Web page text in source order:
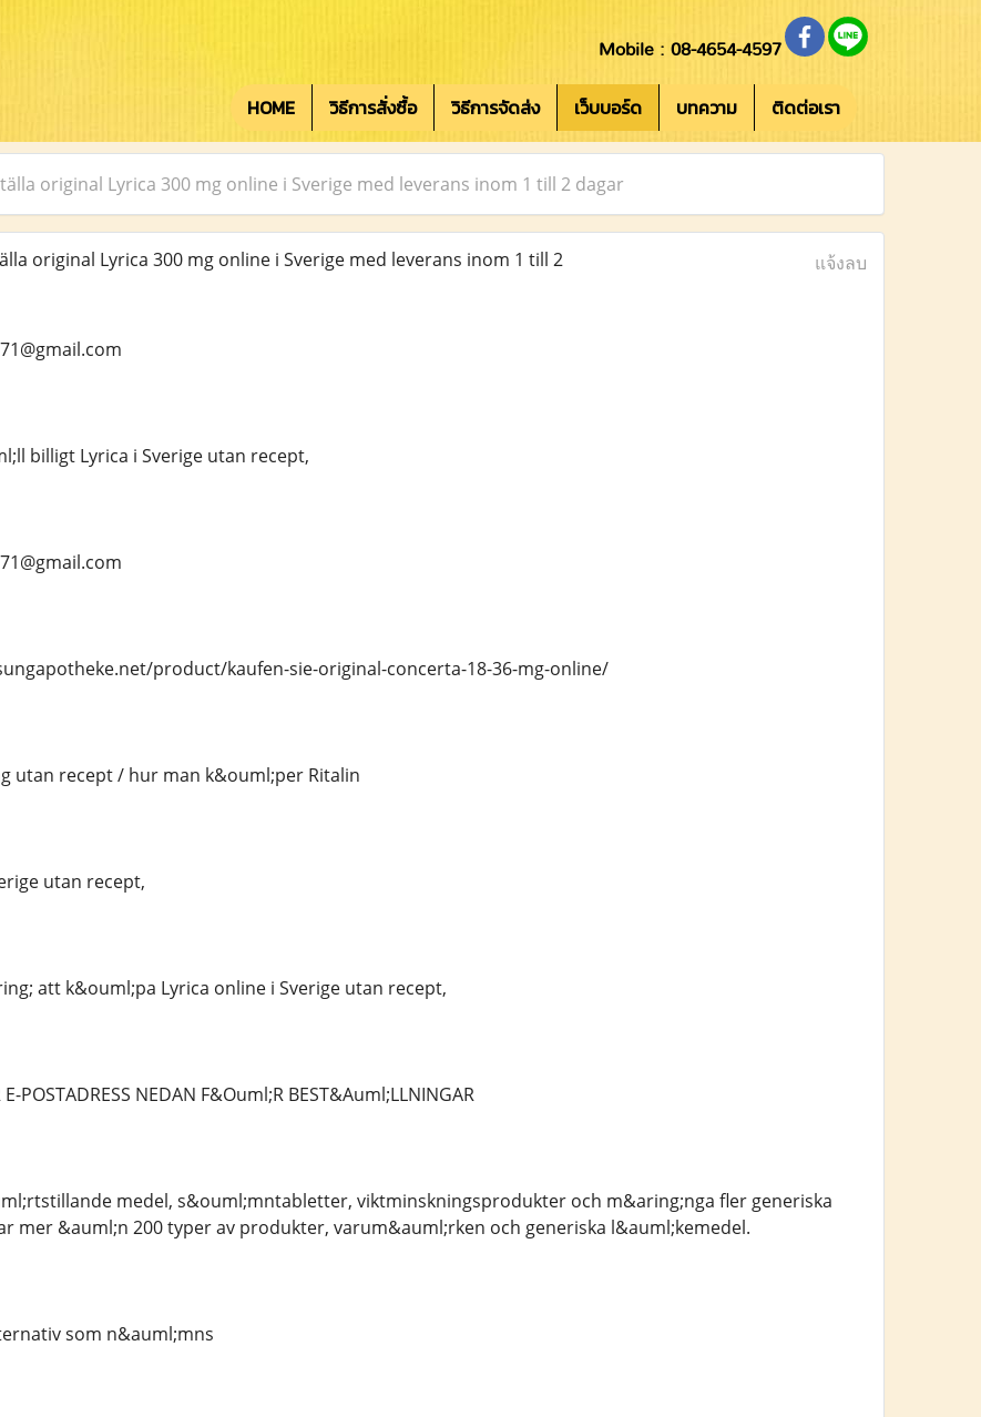
Mobile : 08-4654-4597
HOME วิธีการสั่งซื้อ วิธีการจัดส่ง เว็บบอร์ด บทความ ติดต่อเรา
original Lyrica 300 mg online i Sverige med leverans inom 1 till 2 dagar
original Lyrica 300 mg online i Sverige med leverans inom 1 till 2
แจ้งลบ
billigt Lyrica i Sverige utan recept,
product/kaufen-sie-original-concerta-18-36-mg-online/
utan recept / hur man k&ouml;per Ritalin
utan recept,
att k&ouml;pa Lyrica online i Sverige utan recept,
POSTADRESS NEDAN F&Ouml;R BEST&Auml;LLNINGAR
medel, s&ouml;mntabletter, viktminskningsprodukter och m&aring;nga fler generiska
mer &auml;n 200 typer av produkter, varum&auml;rken och generiska l&auml;kemedel.
som n&auml;mns